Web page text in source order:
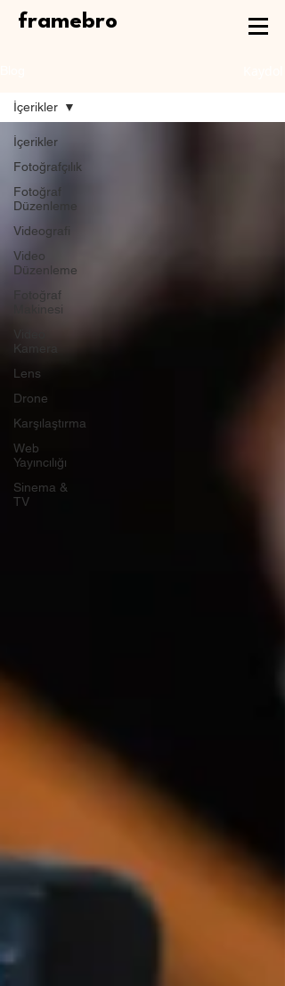
framebro
İçerikler
Fotoğrafçılık
Fotoğraf
Düzenleme
Videografi
Video
Düzenleme
Fotoğraf
Makinesi
Kamera
Lens
Drone
Karşılaştırma
Web
Yayıncılığı
Sinema &
TV
İçerikler